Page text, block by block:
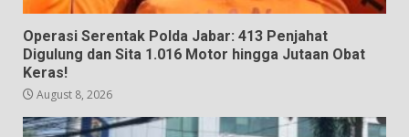
Operasi Serentak Polda Jabar: 413 Penjahat
Digulung dan Sita 1.016 Motor hingga Jutaan Obat
Keras!
August 8, 2026